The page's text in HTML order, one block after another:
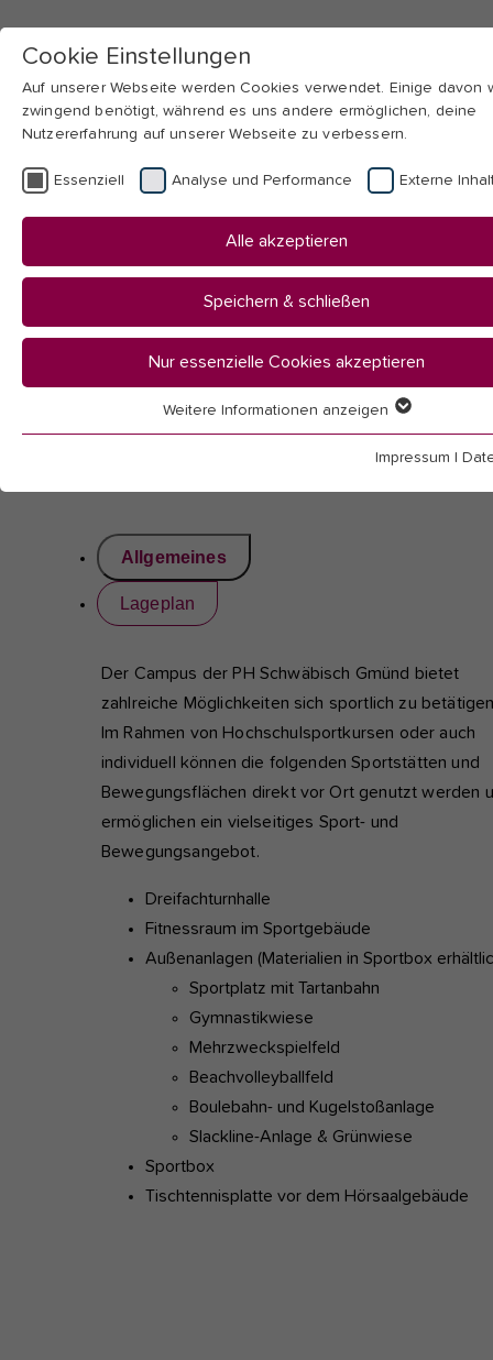
Skip to main navigation Skip to page footer
You
here:
Startseite
Campus
Sportstätten
Sportstätten
Allgemeines
Lageplan
Der Campus der PH Schwäbisch Gmünd bietet
zahlreiche Möglichkeiten sich sportlich zu
Im Rahmen von Hochschulsportkursen oder auch
individuell können die folgenden Sportstätten und
Bewegungsflächen direkt vor Ort genutzt werden
ermöglichen ein vielseitiges Sport- und
Bewegungsangebot.
Dreifachturnhalle
Fitnessraum im Sportgebäude
Außenanlagen (Materialien in Sportbox
Sportplatz mit Tartanbahn
Gymnastikwiese
Mehrzweckspielfeld
Beachvolleyballfeld
Boulebahn- und Kugelstoßanlage
Slackline-Anlage & Grünwiese
Sportbox
Tischtennisplatte vor dem Hörsaalgebäude
Cookie Einstellungen
Auf unserer Webseite werden Cookies verwendet. Einige davon
zwingend benötigt, während es uns andere ermöglichen, deine
Nutzererfahrung auf unserer Webseite zu verbessern.
Essenziell Analyse und Performance Externe
Alle akzeptieren
Speichern & schließen
Nur essenzielle Cookies akzeptieren
Essenzielle Cookies werden für grundlegende Funktionen der
Analyse und Performance
Diese Gruppe beinhaltet alle Skripte für analytisches Tracking
zugehörige Cookies. Es hilft uns die Nutzererfahrung der
Anbieter etracker GmbH - 20459 Hamburg
Laufzeit 1 Jahr
analytisches Tracking und zugehörige
Wir verwenden auf unserer Website externe Inhalte, um Ihnen
zusätzliche Informationen anzubieten, wie Google Maps oder
von youtube.
Weitere Informationen anzeigen
Impressum